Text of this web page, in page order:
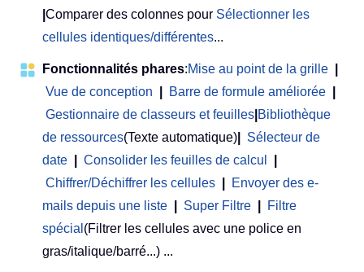
Comparer des colonnes pour Sélectionner les
cellules identiques/différentes...
Fonctionnalités phares:Mise au point de la grille
Vue de conception
Barre de formule améliorée
Gestionnaire de classeurs et feuilles Bibliothèque
de ressources(Texte automatique)
Sélecteur de
date
Consolider les feuilles de calcul
Chiffrer/Déchiffrer les cellules
Envoyer des e-
mails depuis une liste
Super Filtre
Filtre
spécial (Filtrer les cellules avec une police en
gras/italique/barré...) ...